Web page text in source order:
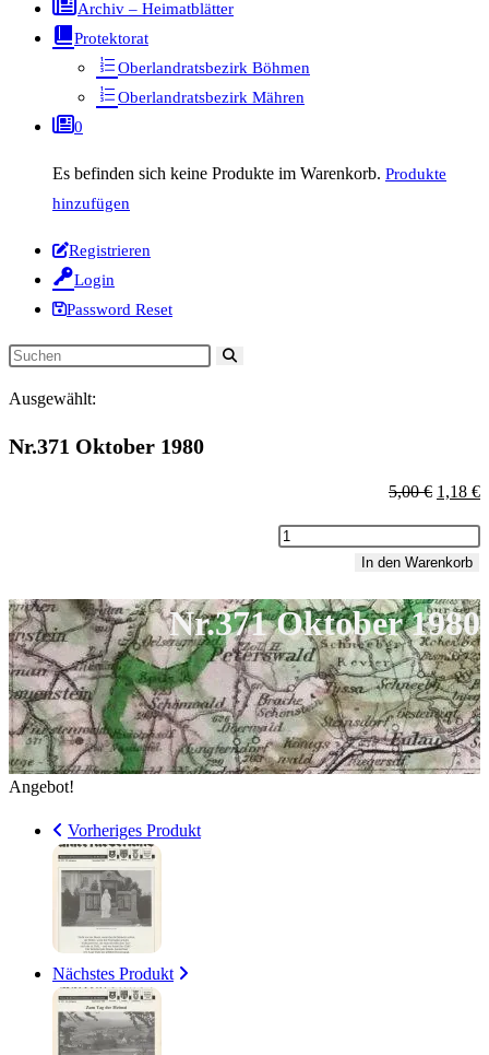
Archiv – Heimatblätter
Protektorat
Oberlandratsbezirk Böhmen
Oberlandratsbezirk Mähren
0
Es befinden sich keine Produkte im Warenkorb. Produkte
hinzufügen
Registrieren
Login
Password Reset
Diese
durchsuchen
Ausgewählt:
Nr.371 Oktober 1980
5,00€
war:
5,00 €
1,18 €
Nr.371
Menge
In den Warenkorb
Nr.371 Oktober 1980
Angebot!
Vorheriges Produkt
Nächstes Produkt